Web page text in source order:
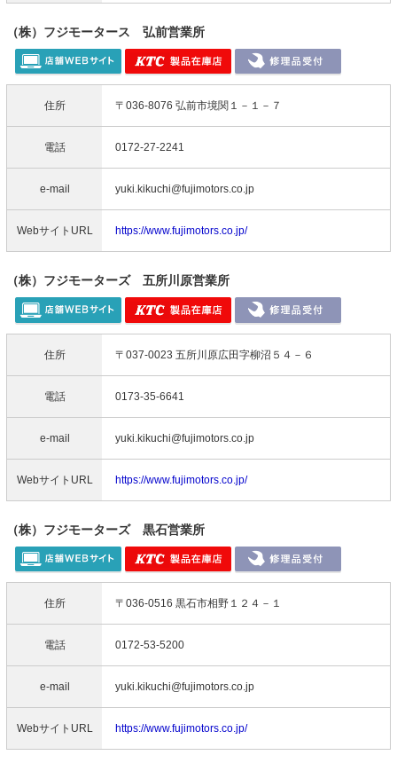
（株）フジモータース 弘前営業所
住所 〒036-8076 弘前市境関１－１－７
電話 0172-27-2241
e-mail yuki.kikuchi@fujimotors.co.jp
WebサイトURL https://www.fujimotors.co.jp/
（株）フジモーターズ 五所川原営業所
住所 〒037-0023 五所川原広田字柳沼５４－６
電話 0173-35-6641
e-mail yuki.kikuchi@fujimotors.co.jp
WebサイトURL https://www.fujimotors.co.jp/
（株）フジモーターズ 黒石営業所
住所 〒036-0516 黒石市相野１２４－１
電話 0172-53-5200
e-mail yuki.kikuchi@fujimotors.co.jp
WebサイトURL https://www.fujimotors.co.jp/